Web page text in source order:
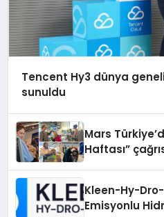
Tencent Hy3 dünya
sunuldu
Mars
Haftası”
Kleen-Hy-Dro-
Emisyonlu